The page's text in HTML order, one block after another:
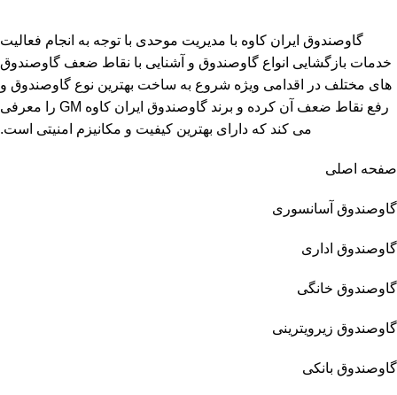
گاوصندوق ایران کاوه با مدیریت موحدی با توجه به انجام فعالیت
خدمات بازگشایی انواع گاوصندوق و آشنایی با نقاط ضعف گاوصندوق
های مختلف در اقدامی ویژه شروع به ساخت بهترین نوع گاوصندوق و
رفع نقاط ضعف آن کرده و برند گاوصندوق ایران کاوه GM را معرفی
می کند که دارای بهترین کیفیت و مکانیزم امنیتی است.
صفحه اصلی
گاوصندوق آسانسوری
گاوصندوق اداری
گاوصندوق خانگی
گاوصندوق زیرویترینی
گاوصندوق بانکی